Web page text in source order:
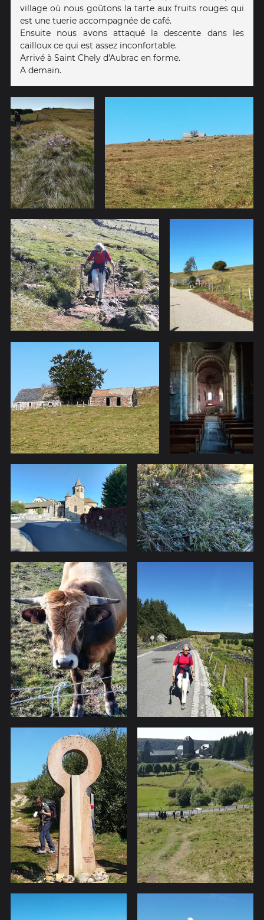
village où nous goûtons la tarte aux fruits rouges qui
est une tuerie accompagnée de café.
Ensuite nous avons attaqué la descente dans les
cailloux ce qui est assez inconfortable.
Arrivé à Saint Chely d'Aubrac en forme.
A demain.